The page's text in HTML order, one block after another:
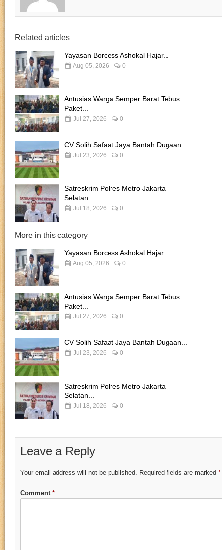
Related articles
Yayasan Borcess Ashokal Hajar...
Aug 05, 2026 0
Antusias Warga Semper Barat Tebus
Paket...
Jul 27, 2026 0
CV Solih Safaat Jaya Bantah Dugaan...
Jul 23, 2026 0
Satreskrim Polres Metro Jakarta
Selatan...
Jul 18, 2026 0
More in this category
Yayasan Borcess Ashokal Hajar...
Aug 05, 2026 0
Antusias Warga Semper Barat Tebus
Paket...
Jul 27, 2026 0
CV Solih Safaat Jaya Bantah Dugaan...
Jul 23, 2026 0
Satreskrim Polres Metro Jakarta
Selatan...
Jul 18, 2026 0
Leave a Reply
Your email address will not be published. Required fields are marked *
Comment *